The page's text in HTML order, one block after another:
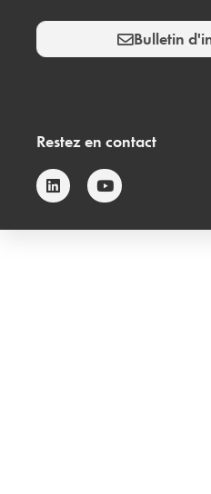
Bulletin
Restez en contact